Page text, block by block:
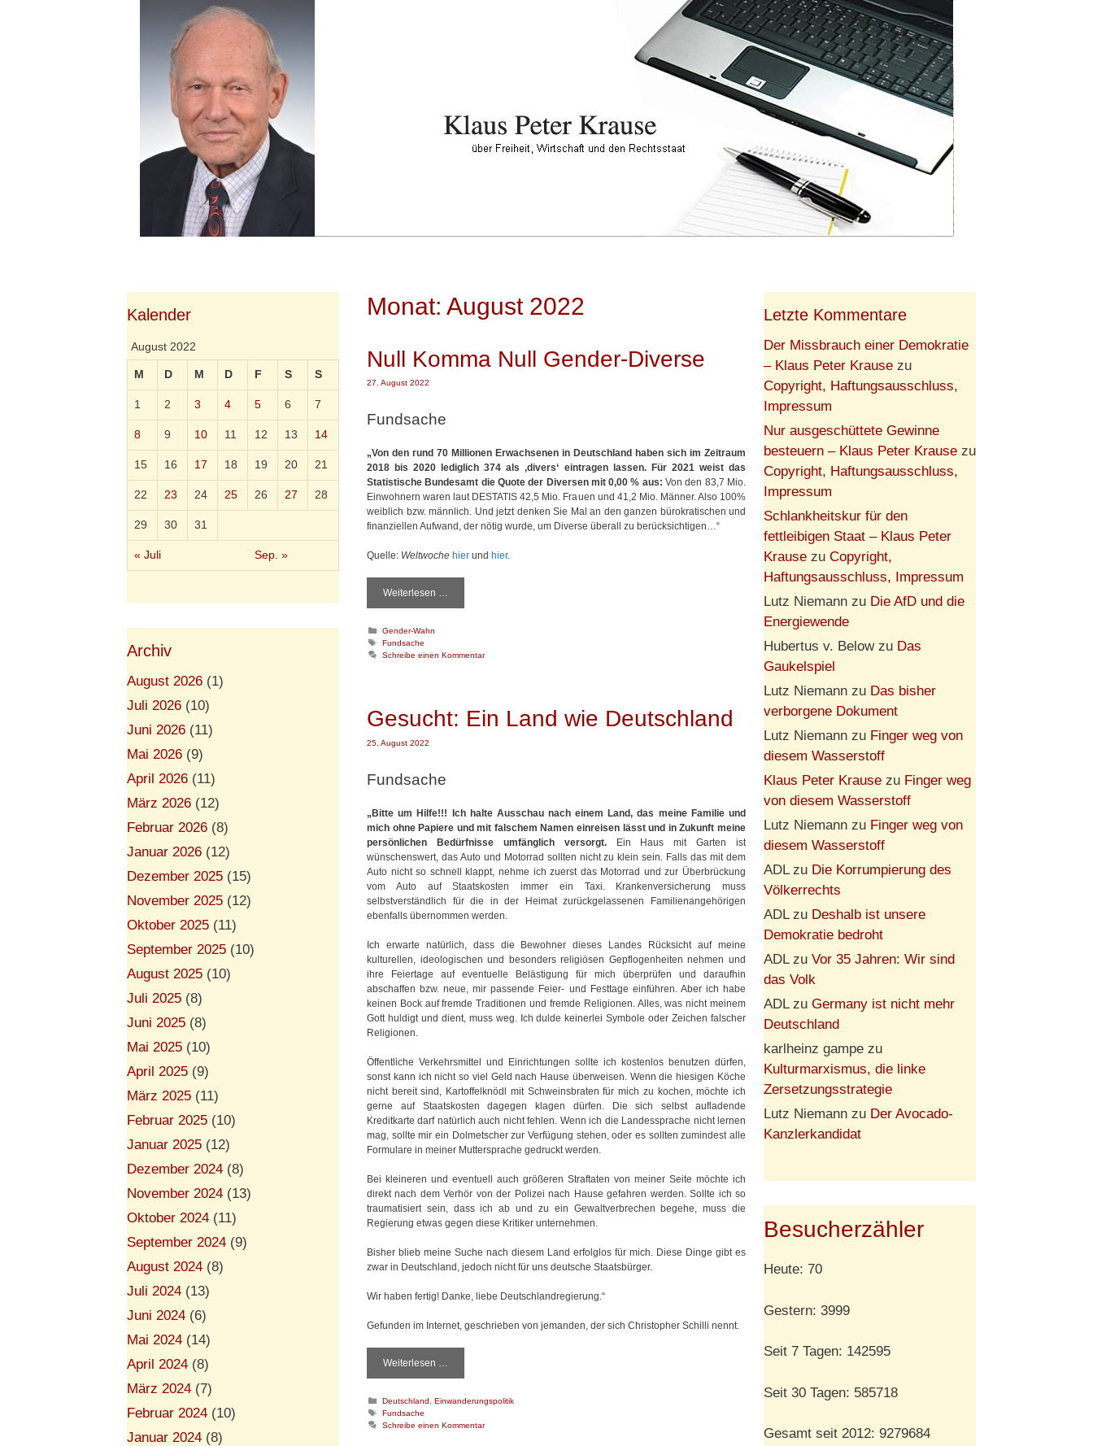
Monat: August 2022
Null Komma Null Gender-Diverse
27. August 2022
Fundsache
„Von den rund 70 Millionen Erwachsenen in Deutschland haben sich im Zeitraum
2018 bis 2020 lediglich 374 als ‚divers‘ eintragen lassen. Für 2021 weist das
Statistische Bundesamt die Quote der Diversen mit 0,00 % aus: Von den 83,7 Mio.
Einwohnern waren laut DESTATIS 42,5 Mio. Frauen und 41,2 Mio. Männer. Also 100%
weiblich bzw. männlich. Und jetzt denken Sie Mal an den ganzen bürokratischen und
finanziellen Aufwand, der nötig wurde, um Diverse überall zu berücksichtigen…“
Quelle: Weltwoche hier und hier.
Weiterlesen …
u
K
a
N
n
d
e
r
-
D
v
r
s
e
K
a
t
i
n
Gender-Wahn
S
c
w
r
r
Fundsache
Schreibe einen Kommentar
Gesucht: Ein Land wie Deutschland
25. August 2022
Fundsache
„Bitte um Hilfe!!! Ich halte Ausschau nach einem Land, das meine Familie und
mich ohne Papiere und mit falschem Namen einreisen lässt und in Zukunft meine
persönlichen Bedürfnisse umfänglich versorgt.Ein Haus mit Garten ist
wünschenswert, das Auto und Motorrad sollten nicht zu klein sein. Falls das mit dem
Auto nicht so schnell klappt, nehme ich zuerst das Motorrad und zur Überbrückung
vom Auto auf Staatskosten immer ein Taxi. Krankenversicherung muss
selbstverständlich für die in der Heimat zurückgelassenen Familienangehörigen
ebenfalls übernommen werden.
Ich erwarte natürlich, dass die Bewohner dieses Landes Rücksicht auf meine
kulturellen, ideologischen und besonders religiösen Gepflogenheiten nehmen und
ihre Feiertage auf eventuelle Belästigung für mich überprüfen und daraufhin
abschaffen bzw. neue, mir passende Feier- und Festtage einführen. Aber ich habe
keinen Bock auf fremde Traditionen und fremde Religionen. Alles, was nicht meinem
Gott huldigt und dient, muss weg. Ich dulde keinerlei Symbole oder Zeichen falscher
Religionen.
Öffentliche Verkehrsmittel und Einrichtungen sollte ich kostenlos benutzen dürfen,
sonst kann ich nicht so viel Geld nach Hause überweisen. Wenn die hiesigen Köche
nicht bereit sind, Kartoffelknödl mit Schweinsbraten für mich zu kochen, möchte ich
gerne auf Staatskosten dagegen klagen dürfen. Die sich selbst aufladende
Kreditkarte darf natürlich auch nicht fehlen. Wenn ich die Landessprache nicht lernen
mag, sollte mir ein Dolmetscher zur Verfügung stehen, oder es sollten zumindest alle
Formulare in meiner Muttersprache gedruckt werden.
Bei kleineren und eventuell auch größeren Straftaten von meiner Seite möchte ich
direkt nach dem Verhör von der Polizei nach Hause gefahren werden. Sollte ich so
traumatisiert sein, dass ich ab und zu ein Gewaltverbrechen begehe, muss die
Regierung etwas gegen diese Kritiker unternehmen.
Bisher blieb meine Suche nach diesem Land erfolglos für mich. Diese Dinge gibt es
zwar in Deutschland, jedoch nicht für uns deutsche Staatsbürger.
Wir haben fertig! Danke, liebe Deutschlandregierung.“
Gefunden im Internet, geschrieben von jemanden, der sich Christopher Schilli nennt.
Weiterlesen …
e
u
K
a
t
Deutschland ,Einwanderungspolitik
S
c
Fundsache
Schreibe einen Kommentar
Kalender
August 2022
M D M D F S S
« Juli Sep. »
1 2 3 4 5 6 7
8 9 10 11 12 13 14
15 16 17 18 19 20 21
22 23 24 25 26 27 28
29 30 31
Archiv
August 2026 (1)
Juli 2026 (10)
Juni 2026 (11)
Mai 2026 (9)
April 2026 (11)
März 2026 (12)
Februar 2026 (8)
Januar 2026 (12)
Dezember 2025 (15)
November 2025 (12)
Oktober 2025 (11)
September 2025 (10)
August 2025 (10)
Juli 2025 (8)
Juni 2025 (8)
Mai 2025 (10)
April 2025 (9)
März 2025 (11)
Februar 2025 (10)
Januar 2025 (12)
Dezember 2024 (8)
November 2024 (13)
Oktober 2024 (11)
September 2024 (9)
August 2024 (8)
Juli 2024 (13)
Juni 2024 (6)
Mai 2024 (14)
April 2024 (8)
März 2024 (7)
Februar 2024 (10)
Januar 2024 (8)
Letzte Kommentare
Der Missbrauch einer Demokratie
– Klaus Peter Krause zu
Copyright, Haftungsausschluss,
Impressum
Nur ausgeschüttete Gewinne
besteuern – Klaus Peter Krause zu
Copyright, Haftungsausschluss,
Impressum
Schlankheitskur für den
fettleibigen Staat – Klaus Peter
Krause zu Copyright,
Haftungsausschluss, Impressum
Lutz Niemann zu Die AfD und die
Energiewende
Hubertus v. Belowzu Das
Gaukelspiel
Lutz Niemann zu Das bisher
verborgene Dokument
Lutz Niemann zu Finger weg von
diesem Wasserstoff
Klaus Peter Krause zu Finger weg
von diesem Wasserstoff
Lutz Niemann zu Finger weg von
diesem Wasserstoff
ADLzu Die Korrumpierung des
Völkerrechts
ADLzu Deshalb ist unsere
Demokratie bedroht
ADLzu Vor 35 Jahren: Wir sind
das Volk
ADLzu Germany ist nicht mehr
Deutschland
karlheinz gampe zu
Kulturmarxismus, die linke
Zersetzungsstrategie
Lutz Niemann zu Der Avocado-
Kanzlerkandidat
Besucherzähler
Heute: 70
Gestern: 3999
Seit 7 Tagen: 142595
Seit 30 Tagen: 585718
Gesamt seit 2012: 9279684